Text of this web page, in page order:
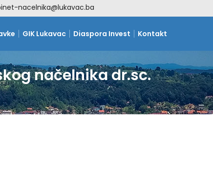
nacelnika@lukavac.ba
GIK Lukavac Diaspora Invest Kontakt
načelnika dr.sc.